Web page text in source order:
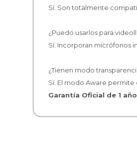
Sí. Son totalmente
¿Puedo usarlos para
Sí. Incorporan micrófonos
¿Tienen modo
Sí. El modo Aware
Garantía Oficial de 1